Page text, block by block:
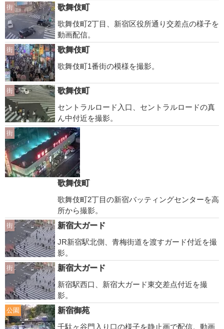
街
歌舞伎町
歌舞伎町2丁目、新宿区役所通り交差点の様子を
動画配信。
街
歌舞伎町
歌舞伎町1番街の模様を撮影。
街
歌舞伎町
セントラルロード入口、セントラルロードの真
ん中付近を撮影。
街
歌舞伎町
歌舞伎町2丁目の新宿バッティングセンターを高
所から撮影。
街
新宿大ガード
JR新宿駅北側、青梅街道を渡すガード付近を撮
影。
街
新宿大ガード
新宿駅西口、新宿大ガード東交差点付近を撮
影。
公園
新宿御苑
千駄ヶ谷門入り口の様子を静止画で配信。動画